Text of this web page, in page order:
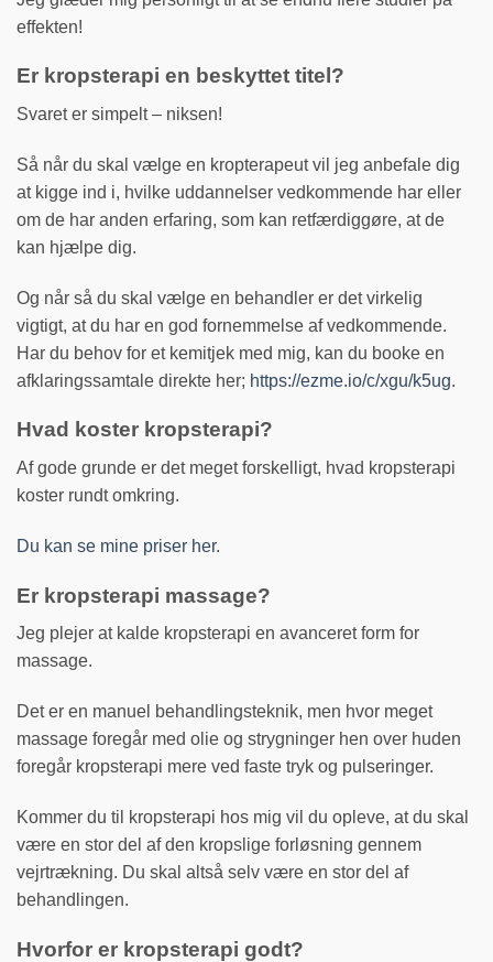
effekten!
Er kropsterapi en beskyttet titel?
Svaret er simpelt – niksen!
Så når du skal vælge en kropterapeut vil jeg anbefale dig
at kigge ind i, hvilke uddannelser vedkommende har eller
om de har anden erfaring, som kan retfærdiggøre, at de
kan hjælpe dig.
Og når så du skal vælge en behandler er det virkelig
vigtigt, at du har en god fornemmelse af vedkommende.
Har du behov for et kemitjek med mig, kan du booke en
afklaringssamtale direkte her; https://ezme.io/c/xgu/k5ug.
Hvad koster kropsterapi?
Af gode grunde er det meget forskelligt, hvad kropsterapi
koster rundt omkring.
Du kan se mine priser her.
Er kropsterapi massage?
Jeg plejer at kalde kropsterapi en avanceret form for
massage.
Det er en manuel behandlingsteknik, men hvor meget
massage foregår med olie og strygninger hen over huden
foregår kropsterapi mere ved faste tryk og pulseringer.
Kommer du til kropsterapi hos mig vil du opleve, at du skal
være en stor del af den kropslige forløsning gennem
vejrtrækning. Du skal altså selv være en stor del af
behandlingen.
Hvorfor er kropsterapi godt?